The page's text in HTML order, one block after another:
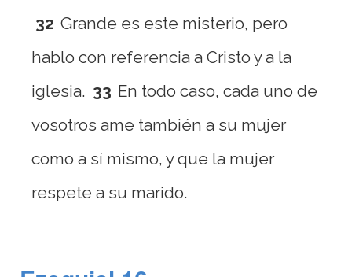
32 Grande es este misterio, pero
hablo con referencia a Cristo y a la
iglesia. 33 En todo caso, cada uno de
vosotros ame también a su mujer
como a sí mismo, y que la mujer
respete a su marido.